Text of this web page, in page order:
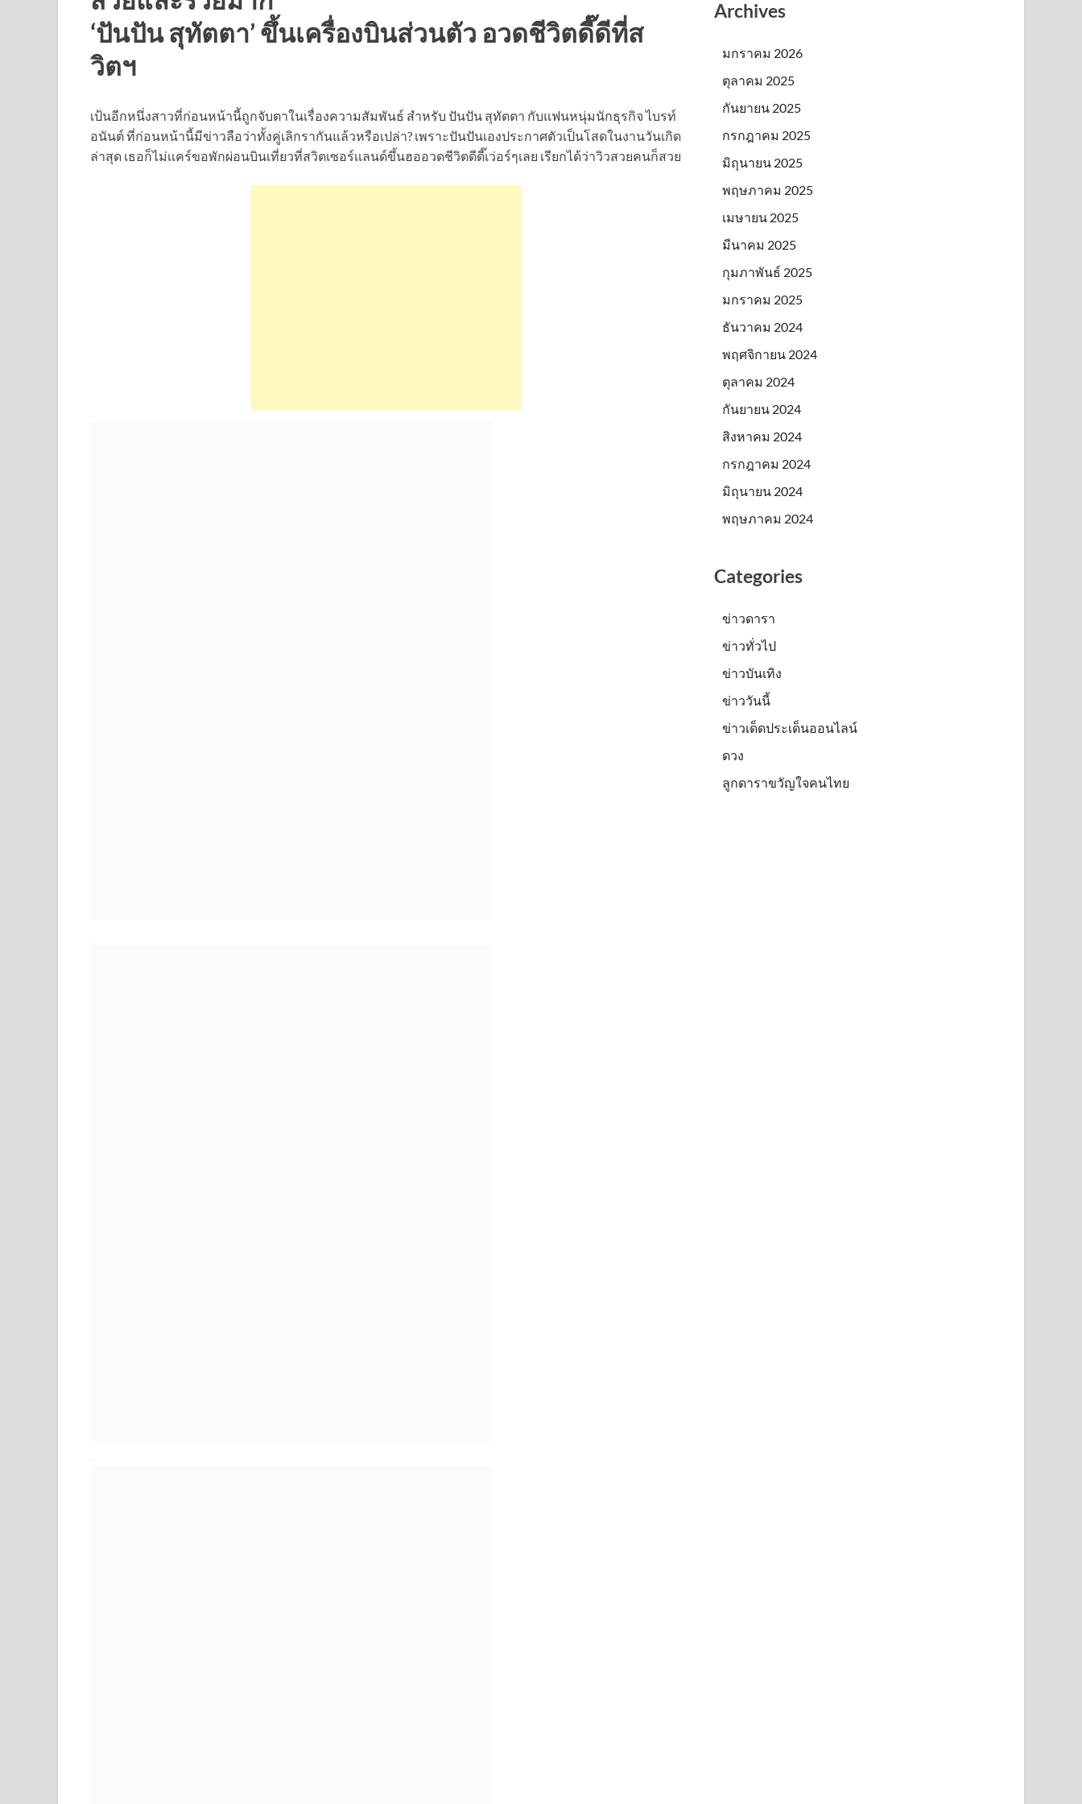
‘ปันปัน สุทัตตา’ ขึ้นเครื่องบินส่วนตัว อวดชีวิตดี๊ดีที่ส
วิตฯ
เป้นอีกหนึ่งสาวที่ก่อนหน้านี้ถูกจับตาในเรื่องความสัมพันธ์ สำหรับ ปันปัน สุทัตตา กับแฟนหนุ่มนักธุรกิจ ไบรท์
อนันต์ ที่ก่อนหน้านี้มีข่าวลือว่าทั้งคู่เลิกรากันแล้วหรือเปล่า? เพราะปันปันเองประกาศตัวเป็นโสดในงานวันเกิด
ล่าสุด เธอก็ไม่เเคร์ขอพักผ่อนบินเที่ยวที่สวิตเซอร์เเลนด์ขึ้นฮออวดชีวิตดีดี๊เว่อร์ๆเลย เรียกได้ว่าวิวสวยคนก็สวย
Archives
มกราคม 2026
ตุลาคม 2025
กันยายน 2025
กรกฎาคม 2025
มิถุนายน 2025
พฤษภาคม 2025
เมษายน 2025
มีนาคม 2025
กุมภาพันธ์ 2025
มกราคม 2025
ธันวาคม 2024
พฤศจิกายน 2024
ตุลาคม 2024
กันยายน 2024
สิงหาคม 2024
กรกฎาคม 2024
มิถุนายน 2024
พฤษภาคม 2024
Categories
ข่าวดารา
ข่าวทั่วไป
ข่าวบันเทิง
ข่าววันนี้
ข่าวเด็ดประเด็นออนไลน์
ดวง
ลูกดาราขวัญใจคนไทย